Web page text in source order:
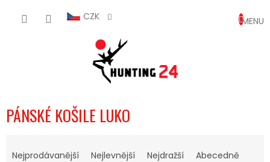
CZK
KOŠÍK
PÁNSKÉ KOŠILE LUKO
Nejprodávanější Nejlevnější Nejdražší Abecedně